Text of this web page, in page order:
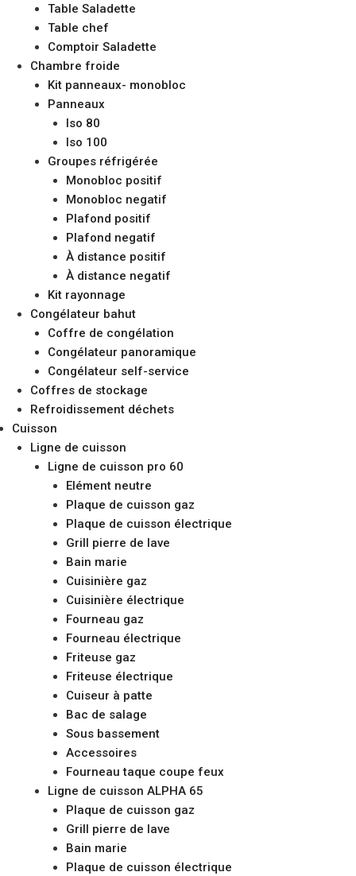
Table Saladette
Table chef
Comptoir Saladette
Chambre froide
Kit panneaux- monobloc
Panneaux
Iso 80
Iso 100
Groupes réfrigérée
Monobloc positif
Monobloc negatif
Plafond positif
Plafond negatif
À distance positif
À distance negatif
Kit rayonnage
Congélateur bahut
Coffre de congélation
Congélateur panoramique
Congélateur self-service
Coffres de stockage
Refroidissement déchets
Cuisson
Ligne de cuisson
Ligne de cuisson pro 60
Elément neutre
Plaque de cuisson gaz
Plaque de cuisson électrique
Grill pierre de lave
Bain marie
Cuisinière gaz
Cuisinière électrique
Fourneau gaz
Fourneau électrique
Friteuse gaz
Friteuse électrique
Cuiseur à patte
Bac de salage
Sous bassement
Accessoires
Fourneau taque coupe feux
Ligne de cuisson ALPHA 65
Plaque de cuisson gaz
Grill pierre de lave
Bain marie
Plaque de cuisson électrique